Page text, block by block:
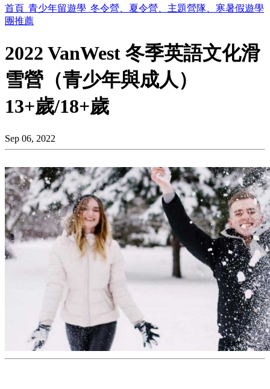
首頁 青少年留遊學 冬令營、夏令營、主題營隊、寒暑假遊學
團推薦
2022 VanWest 冬季英語文化滑
雪營（青少年與成人）
13+歲/18+歲
Sep 06, 2022